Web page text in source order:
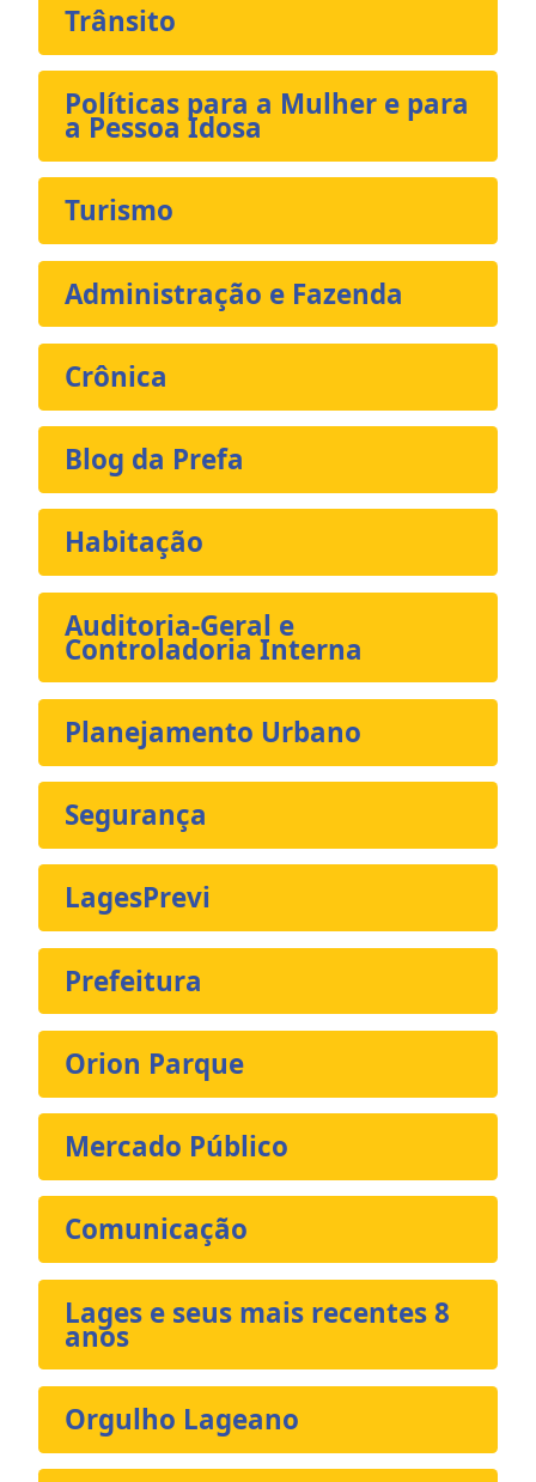
Trânsito
Políticas para a Mulher e para
a Pessoa Idosa
Turismo
Administração e Fazenda
Crônica
Blog da Prefa
Habitação
Auditoria-Geral e
Controladoria Interna
Planejamento Urbano
Segurança
LagesPrevi
Prefeitura
Orion Parque
Mercado Público
Comunicação
Lages e seus mais recentes 8
anos
Orgulho Lageano